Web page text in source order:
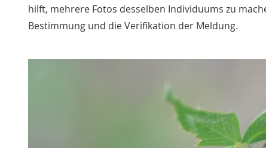
hilft, mehrere Fotos desselben Individuums zu
Bestimmung und die Verifikation der Meldung.